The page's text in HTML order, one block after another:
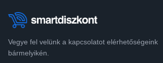
Vegye fel velünk a kapcsolatot elérhetőségeink
bármelyikén.